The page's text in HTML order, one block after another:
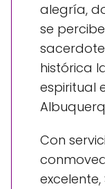
alegría,
se
histórica
espiritual
Con